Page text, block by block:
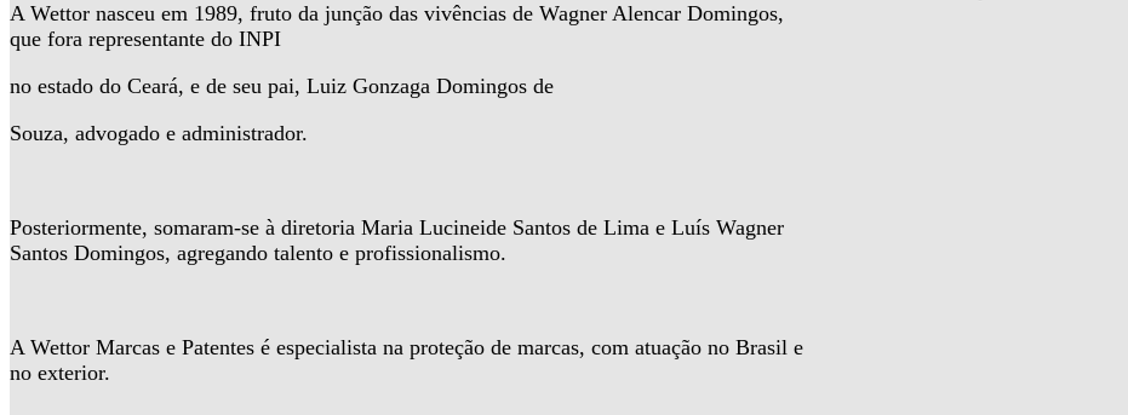
A Wettor nasceu em 1989, fruto da junção das vivências de Wagner Alencar Domingos,
que fora representante do INPI
no estado do Ceará, e de seu pai, Luiz Gonzaga Domingos de
Souza, advogado e administrador.
Posteriormente, somaram-se à diretoria Maria Lucineide Santos de Lima e Luís Wagner
Santos Domingos, agregando talento e profissionalismo.
A Wettor Marcas e Patentes é especialista na proteção de marcas, com atuação no Brasil e
no exterior.